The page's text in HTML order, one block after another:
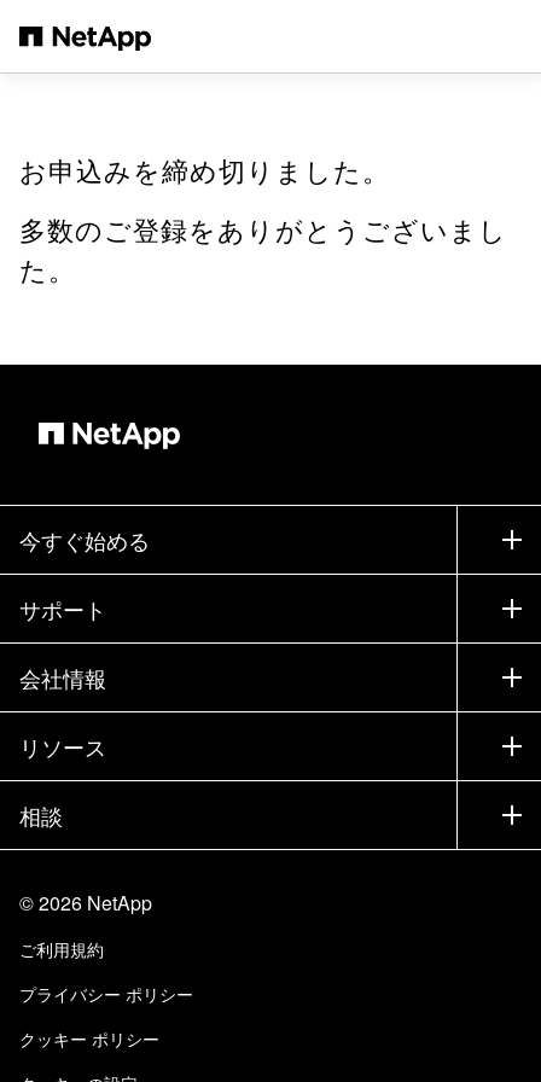
お申込みを締め切りました。
多数のご登録をありがとうございまし
た。
今すぐ始める
購入方法
営業チームへのお問い合わせ
パートナーを検索
エグゼクティブ ブリーフィング
製品A-Z
サポート
サポート
トレーニング
ドキュメント
ナレッジ ベース
コミュニティ
知識の習得
会社情報
会社情報
パートナー
採用情報
Trust Center
責任と持続可能性
品質に関する認定
NetApp Instaclustr
リソース
ニュースルーム
イベント
ブログ
カスタマー エクスペリエンス
ユーザ事例
相談
当サイトに関するフィードバック
アクセシビリティ
Eメールの登録
©2026 NetApp
ご利用規約
プライバシー ポリシー
クッキー ポリシー